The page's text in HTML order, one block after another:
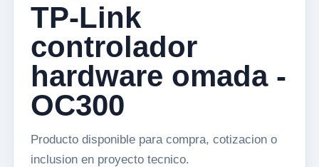
TP-Link
controlador
hardware omada -
OC300
Producto disponible para compra, cotizacion o
inclusion en proyecto tecnico.